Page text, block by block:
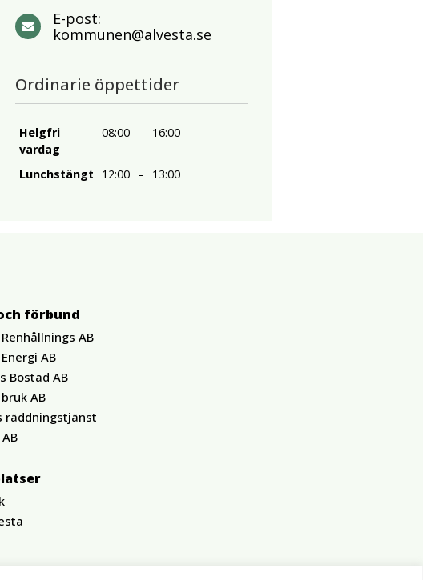
E-post:
kommunen@alvesta.se
Ordinarie öppettider
Helgfri
vardag
08:00 – 16:00
Lunchstängt 12:00 – 13:00
förbund
AB
AB
Bostad AB
AB
räddningstjänst